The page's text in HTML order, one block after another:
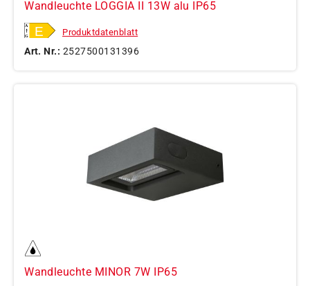
Wandleuchte LOGGIA II 13W alu IP65
Produktdatenblatt
Art. Nr.: 2527500131396
Wandleuchte MINOR 7W IP65